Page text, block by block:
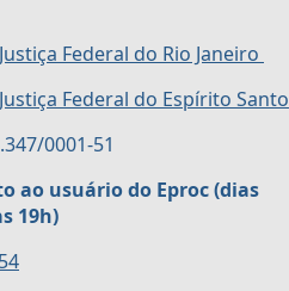
Federal do Rio Janeiro
Federal do Espírito Santo
0001-51
ao usuário do Eproc (dias
19h)